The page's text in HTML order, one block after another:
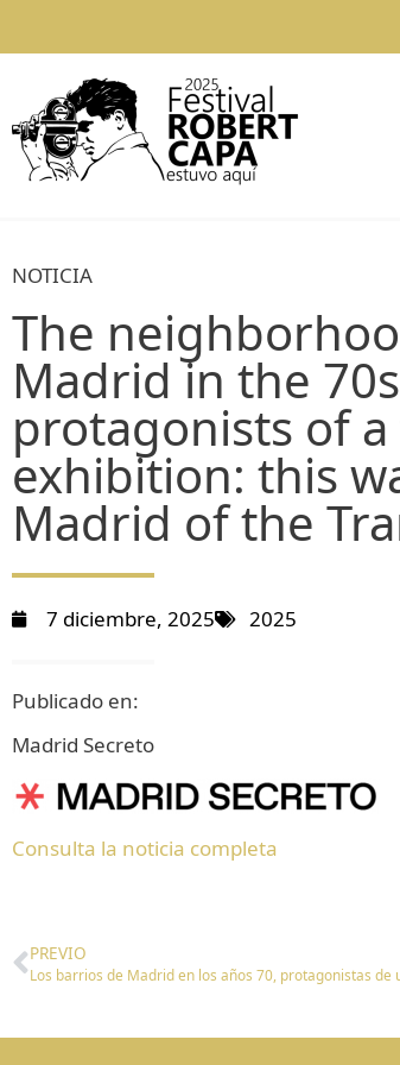
NOTICIA
The
Madrid in the
protagonists of
exhibition: this
Madrid of the
7 diciembre, 2025 2025
Publicado en:
Madrid Secreto
Consulta la noticia completa
PREVIO